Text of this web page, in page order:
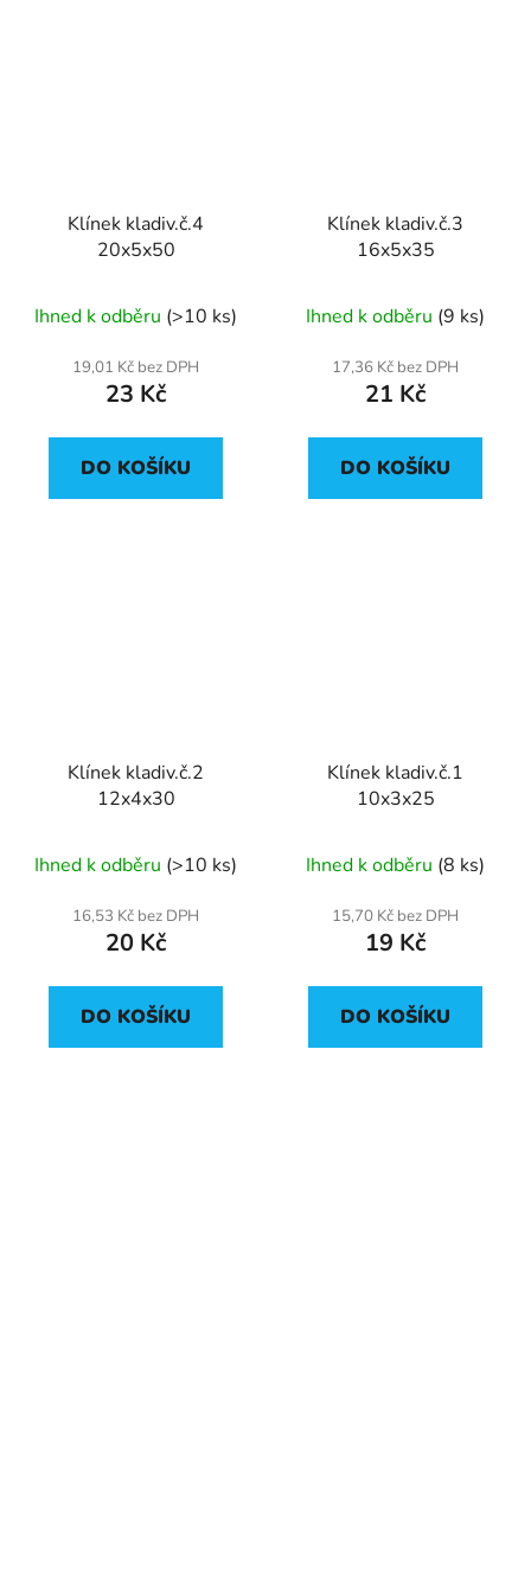
Klínek kladiv.č.4
20x5x50
Ihned k odběru (>10 ks)
19,01 Kč bez DPH
23 Kč
DO KOŠÍKU
Klínek kladiv.č.3
16x5x35
Ihned k odběru (9 ks)
17,36 Kč bez DPH
21 Kč
DO KOŠÍKU
Klínek kladiv.č.2
12x4x30
Ihned k odběru (>10 ks)
16,53 Kč bez DPH
20 Kč
DO KOŠÍKU
Klínek kladiv.č.1
10x3x25
Ihned k odběru (8 ks)
15,70 Kč bez DPH
19 Kč
DO KOŠÍKU